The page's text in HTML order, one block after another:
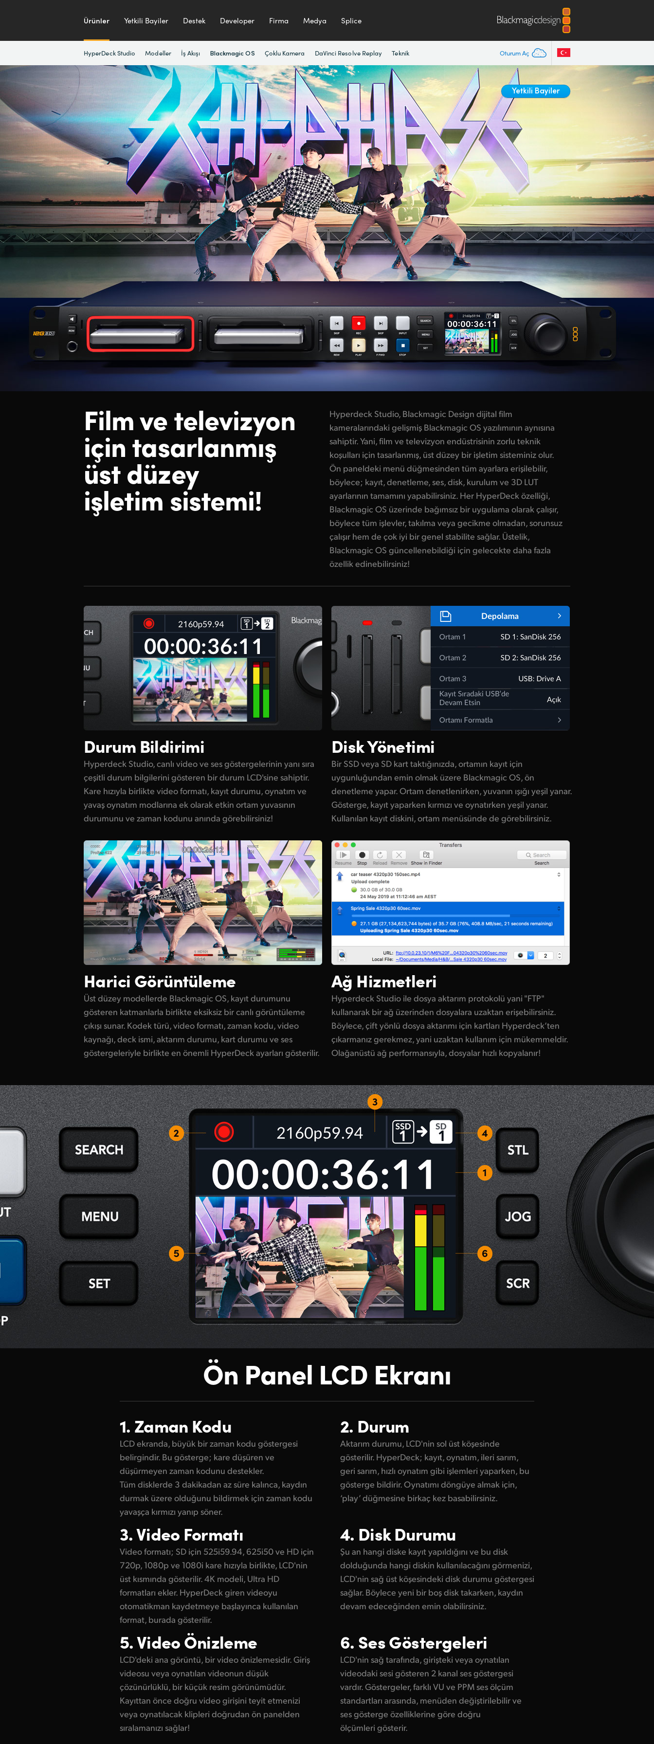
Ürünler Yetkili Bayiler Destek Developer Firma Medya Splice
Oturum Aç
HyperDeck Studio Modeller İş Akışı Blackmagic OS Çoklu Kamera DaVinci Resolve Replay Teknik
Yetkili Bayiler
Film ve televizyon
içintasarlanmış
üst düzey
işletim sistemi!
Hyperdeck Studio, Blackmagic Design dijital film
kameralarındaki gelişmiş Blackmagic OS yazılımının aynısına
sahiptir. Yani, film ve televizyon endüstrisinin zorlu teknik
koşulları için tasarlanmış, üst düzey bir işletim sisteminiz olur.
Ön paneldeki menü düğmesinden tüm ayarlara erişilebilir,
böylece; kayıt, denetleme, ses, disk, kurulum ve 3D LUT
ayarlarının tamamını yapabilirsiniz. Her HyperDeck özelliği,
Blackmagic OS üzerinde bağımsız bir uygulama olarak çalışır,
böylece tüm işlevler, takılma veya gecikme olmadan, sorunsuz
çalışır hem de çok iyi bir genel stabilite sağlar. Üstelik,
Blackmagic OS güncellenebildiği için gelecekte daha fazla
özellik edinebilirsiniz!
Durum Bildirimi
Hyperdeck Studio, canlı video ve ses göstergelerinin yanı sıra
çeşitli durum bilgilerini gösteren bir durum LCD'sine sahiptir.
Kare hızıyla birlikte video formatı, kayıt durumu, oynatım ve
yavaş oynatım modlarına ek olarak etkin ortam yuvasının
durumunu ve zaman kodunu anında görebilirsiniz!
Disk Yönetimi
Bir SSD veya SD kart taktığınızda, ortamın kayıt için
uygunluğundan emin olmak üzere Blackmagic OS, ön
denetleme yapar. Ortam denetlenirken, yuvanın ışığı yeşil yanar.
Gösterge, kayıt yaparken kırmızı ve oynatırken yeşil yanar.
Kullanılan kayıt diskini, ortam menüsünde de görebilirsiniz.
Harici Görüntüleme
Üst düzey modellerde Blackmagic OS, kayıt durumunu
gösteren katmanlarla birlikte eksiksiz bir canlı görüntüleme
çıkışı sunar. Kodek türü, video formatı, zaman kodu, video
kaynağı, deck ismi, aktarım durumu, kart durumu ve ses
göstergeleriyle birlikte en önemli HyperDeck ayarları gösterilir.
Ağ Hizmetleri
Hyperdeck Studio ile dosya aktarım protokolü yani "FTP"
kullanarak bir ağ üzerinden dosyalara uzaktan erişebilirsiniz.
Böylece, çift yönlü dosya aktarımı için kartları Hyperdeck’ten
çıkarmanız gerekmez, yani uzaktan kullanım için mükemmeldir.
Olağanüstü ağ performansıyla, dosyalar hızlı kopyalanır!
Ön Panel LCD Ekranı
1. Zaman Kodu
LCD ekranda, büyük bir zaman kodu göstergesi
belirgindir. Bu gösterge; kare düşüren ve
düşürmeyen zaman kodunu destekler.
Tüm disklerde 3 dakikadan az süre kalınca, kaydın
durmak üzere olduğunu bildirmek için zaman kodu
yavaşça kırmızı yanıp söner.
2. Durum
Aktarım durumu, LCD'nin sol üst köşesinde
gösterilir. HyperDeck; kayıt, oynatım, ileri sarım,
geri sarım, hızlı oynatım gibi işlemleri yaparken, bu
gösterge bildirir. Oynatımı döngüye almak için,
‘play’ düğmesine birkaç kez basabilirsiniz.
3. Video Formatı
Video formatı; SD için 525i59.94, 625i50 ve HD için
720p, 1080p ve 1080i kare hızıyla birlikte, LCD'nin
üst kısmında gösterilir. 4K modeli, Ultra HD
formatları ekler. HyperDeck giren videoyu
otomatikman kaydetmeye başlayınca kullanılan
format, burada gösterilir.
4. Disk Durumu
Şu an hangi diske kayıt yapıldığını ve bu disk
dolduğunda hangi diskin kullanılacağını görmenizi,
LCD'nin sağ üst köşesindeki disk durumu göstergesi
sağlar. Böylece yeni bir boş disk takarken, kaydın
devam edeceğinden emin olabilirsiniz.
5. Video Önizleme
LCD'deki ana görüntü, bir video önizlemesidir. Giriş
videosu veya oynatılan videonun düşük
çözünürlüklü, bir küçük resim görünümüdür.
Kayıttan önce doğru video girişini teyit etmenizi
veya oynatılacak klipleri doğrudan ön panelden
sıralamanızı sağlar!
6. Ses Göstergeleri
LCD'nin sağ tarafında, girişteki veya oynatılan
videodaki sesi gösteren 2 kanal ses göstergesi
vardır. Göstergeler, farklı VU ve PPM ses ölçüm
standartları arasında, menüden değiştirilebilir ve
ses gösterge özelliklerine göre doğru
ölçümleri gösterir.